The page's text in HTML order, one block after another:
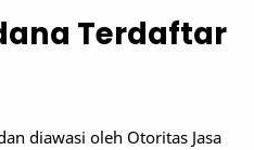
Terdaftar
diawasi oleh Otoritas Jasa